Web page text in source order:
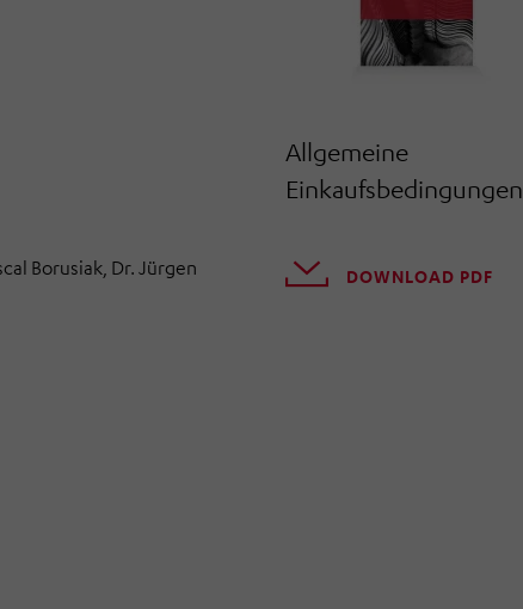
Borusiak, Dr. Jürgen
Allgemeine
Einkaufsbedingungen
DOWNLOAD PDF